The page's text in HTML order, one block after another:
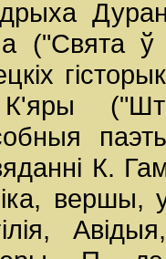
("Свята ў
К.
вершы,